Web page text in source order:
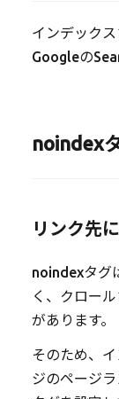
インデック
Googleの
noindex
リンク先
noindexタグ
く、クロー
があります。
そのため、
ジのページ